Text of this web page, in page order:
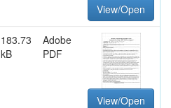
View/Open
183.73
kB
Adobe
PDF
View/Open